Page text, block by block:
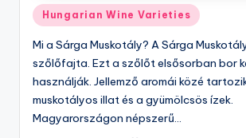
Posted
in
Hungarian Wine Varieties
Mi a Sárga Muskotály? A Sárga
szőlőfajta. Ezt a szőlőt elsősorban bor
használják. Jellemző aromái közé
muskotályos illat és a gyümölcsös ízek.
Magyarországon népszerű…